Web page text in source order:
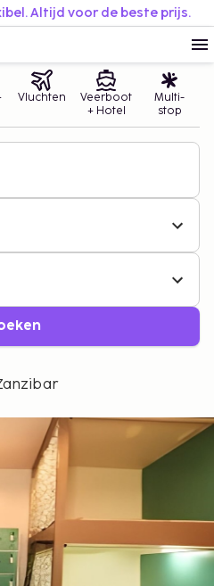
Altijd voor de beste prijs.
Vluchten
Veerboot
+ Hotel
Multi-
stop